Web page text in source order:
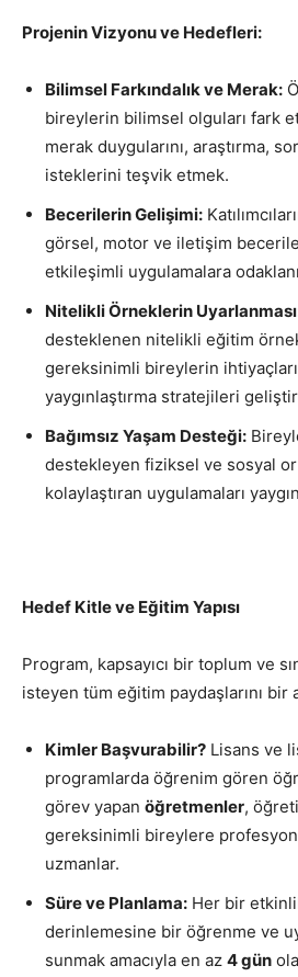
Projenin Vizyonu ve Hedefleri:
Bilimsel Farkındalık ve Merak:
bireylerin bilimsel olguları fark
merak duygularını, araştırma,
isteklerini teşvik etmek.
Becerilerin Gelişimi:
görsel, motor ve iletişim
etkileşimli uygulamalara
Nitelikli Örneklerin
desteklenen nitelikli eğitim
gereksinimli bireylerin
yaygınlaştırma stratejileri
Bağımsız Yaşam Desteği:
destekleyen fiziksel ve sosyal
kolaylaştıran uygulamaları
Hedef Kitle ve Eğitim Yapısı
Program, kapsayıcı bir toplum ve
isteyen tüm eğitim paydaşlarını bir
Kimler Başvurabilir? Lisans ve
programlarda öğrenim gören
görev yapan öğretmenler,
gereksinimli bireylere
uzmanlar.
Süre ve Planlama: Her bir
derinlemesine bir öğrenme ve
sunmak amacıyla en az 4 gün